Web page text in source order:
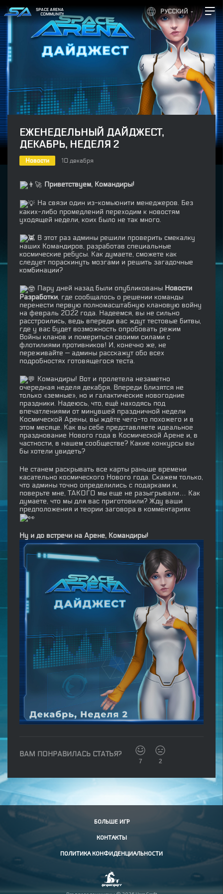
РУССКИЙ
SPACE ARENA
COMMUNITY
ЕЖЕНЕДЕЛЬНЫЙ ДАЙДЖЕСТ,
ДЕКАБРЬ, НЕДЕЛЯ 2
Новости 10 декабря
Приветствуем, Командиры!
На связи один из-комьюнити менеджеров. Без
каких-либо промедлений переходим к новостям
уходящей недели, коих было не так много.
В этот раз админы решили проверить смекалку
наших Командиров, разработав специальные
космические ребусы. Как думаете, сможете как
следует пораскинуть мозгами и решить загадочные
комбинации?
Пару дней назад были опубликованы Новости
Разработки, где сообщалось о решении команды
перенести первую полномасштабную клановую войну
на февраль 2022 года. Надеемся, вы не сильно
расстроились, ведь впереди вас ждут тестовые битвы,
где у вас будет возможность опробовать режим
Войны кланов и помериться своими силами с
флотилиями противников! И, конечно же, не
переживайте — админы расскажут обо всех
подробностях готовящегося теста.
Командиры! Вот и пролетела незаметно
очередная неделя декабря. Впереди близятся не
только «земные», но и галактические новогодние
праздники. Надеюсь, что, ещё находясь под
впечатлениями от минувшей праздничной недели
Космической Арены, вы ждёте чего-то похожего и в
этом месяце. Как вы себе представляете идеальное
празднование Нового года в Космической Арене и, в
частности, в нашем сообществе? Какие конкурсы вы
бы хотели увидеть?
Не станем раскрывать все карты раньше времени
касательно космического Нового года. Скажем только,
что админы точно определились с подарками и,
поверьте мне, ТАКОГО мы еще не разыгрывали… Как
думаете, что мы для вас приготовили? Жду ваши
предположения и теории заговора в комментариях
Ну и до встречи на Арене, Командиры!
ВАМ ПОНРАВИЛАСЬ СТАТЬЯ?
7 2
БОЛЬШЕ ИГР
КОНТАКТЫ
ПОЛИТИКА КОНФИДЕНЦИАЛЬНОСТИ